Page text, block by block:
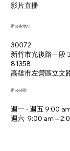
影片直播
辦公室地址
30072
新竹市光復路一段
81358
高雄市左營區立文
週一 - 週五 9:00
週六 9:00 am –
辦公時間